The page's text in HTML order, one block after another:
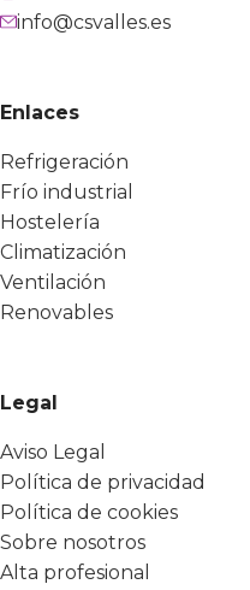
info@csvalles.es
Enlaces
Refrigeración
Frío industrial
Hostelería
Climatización
Ventilación
Renovables
Legal
Aviso Legal
Política de privacidad
Política de cookies
Sobre nosotros
Alta profesional